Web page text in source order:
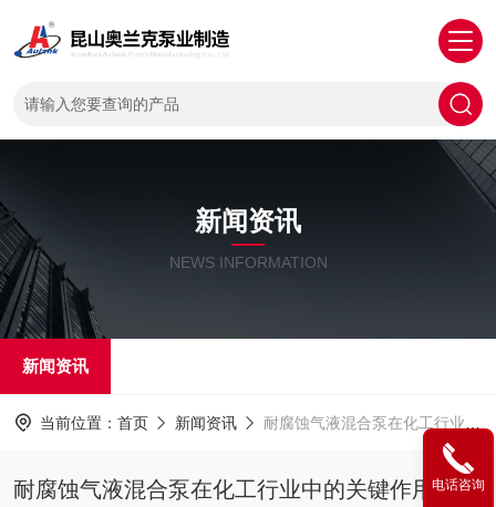
新闻资讯
NEWS INFORMATION
新闻资讯
当前位置： 首页 新闻资讯 耐腐蚀气液混合泵在化工行业中的关键作用与应用
耐腐蚀气液混合泵在化工行业中的关键作用与应
电话咨询